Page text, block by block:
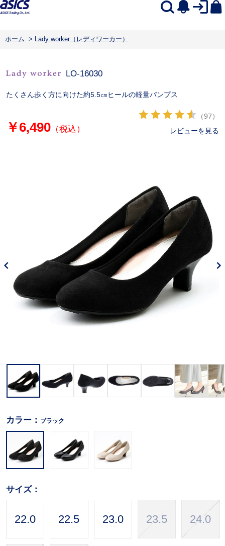
ホーム > Lady worker（レディワーカー）
LO-16030
たくさん歩く方に向けた約5.5㎝ヒールの軽量パンプス
￥6,490（税込）
（97）
レビューを見る
カラー： ブラック
サイズ：
22.0 22.5 23.0 23.5 24.0